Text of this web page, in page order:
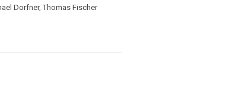
Dorfner, Thomas Fischer